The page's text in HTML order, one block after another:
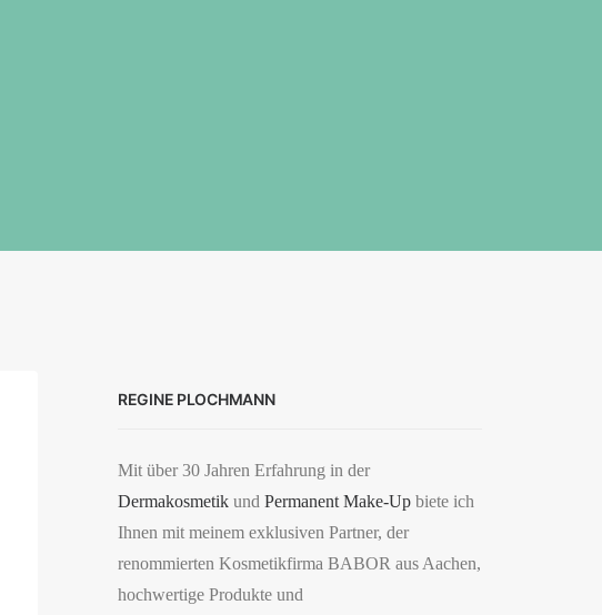
REGINE PLOCHMANN
Mit über 30 Jahren Erfahrung in der
Dermakosmetik und Permanent Make-Up biete ich
Ihnen mit meinem exklusiven Partner, der
renommierten Kosmetikfirma BABOR aus Aachen,
hochwertige Produkte und